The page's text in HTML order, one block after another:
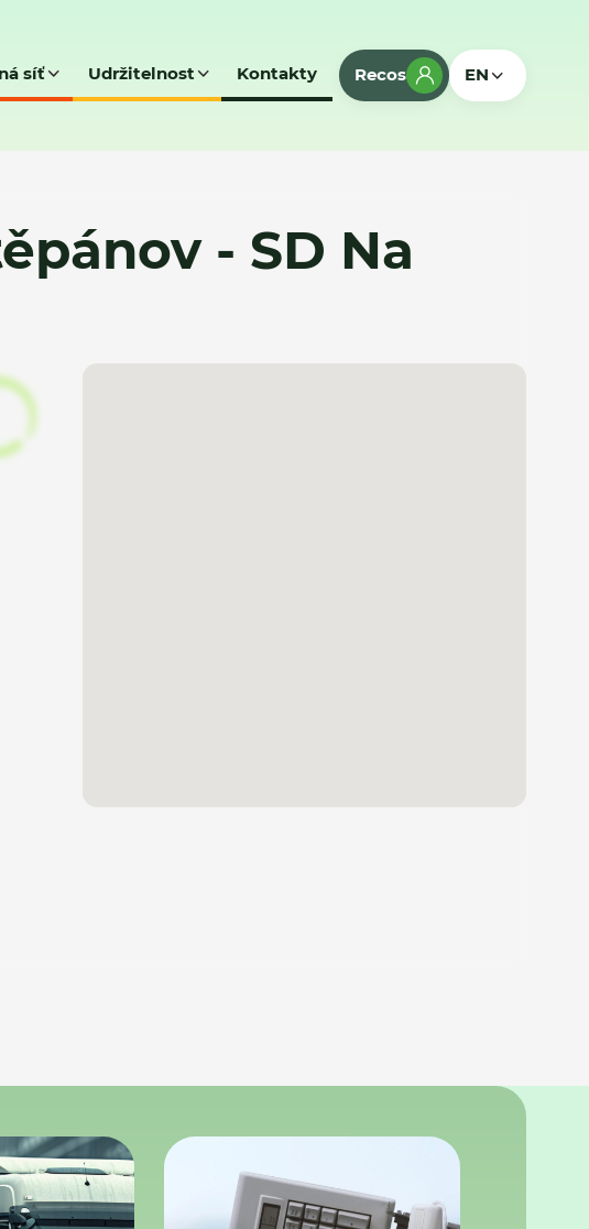
síť Udržitelnost Kontakty Recos EN
- SD Na